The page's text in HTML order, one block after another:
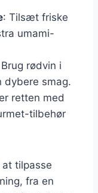
: Tilsæt friske
umami-
rødvin i
dybere smag.
retten med
tilbehør
tilpasse
fra en